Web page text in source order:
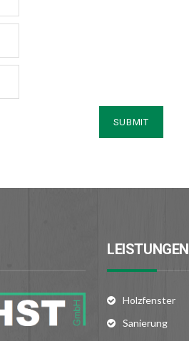
LEISTUNGEN
Holzfenster
Sanierung